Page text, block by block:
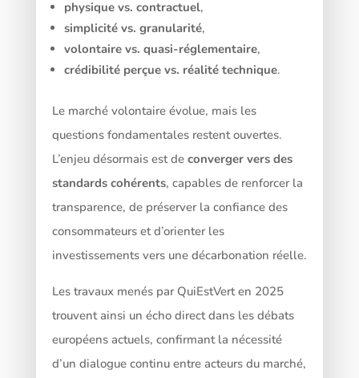
physique vs. contractuel,
simplicité vs. granularité,
volontaire vs. quasi-réglementaire,
crédibilité perçue vs. réalité technique.
Le marché volontaire évolue, mais les
questions fondamentales restent ouvertes.
L’enjeu désormais est de converger vers des
standards cohérents, capables de renforcer la
transparence, de préserver la confiance des
consommateurs et d’orienter les
investissements vers une décarbonation réelle.
Les travaux menés par QuiEstVert en 2025
trouvent ainsi un écho direct dans les débats
européens actuels, confirmant la nécessité
d’un dialogue continu entre acteurs du marché,